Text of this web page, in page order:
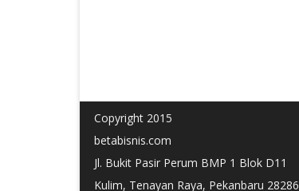
Copyright 2015
betabisnis.com
Jl. Bukit Pasir Perum BMP 1 Blok D11
Kulim, Tenayan Raya, Pekanbaru 28286